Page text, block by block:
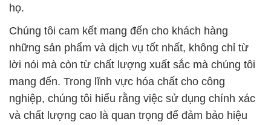
họ.
Chúng tôi cam kết mang đến cho khách hàng
những sản phẩm và dịch vụ tốt nhất, không chỉ từ
lời nói mà còn từ chất lượng xuất sắc mà chúng tôi
mang đến. Trong lĩnh vực hóa chất cho công
nghiệp, chúng tôi hiểu rằng việc sử dụng chính xác
và chất lượng cao là quan trọng để đảm bảo hiệu